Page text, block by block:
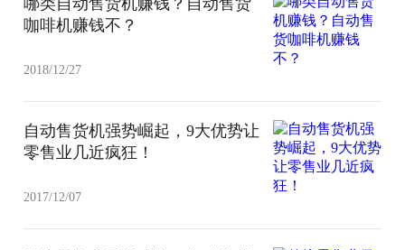
咖啡机赚钱不？
2018/12/27
自动售货机强势崛起，9大优势让
零售业几近疯狂！
2017/12/07